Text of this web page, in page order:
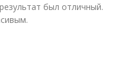
был отличный.